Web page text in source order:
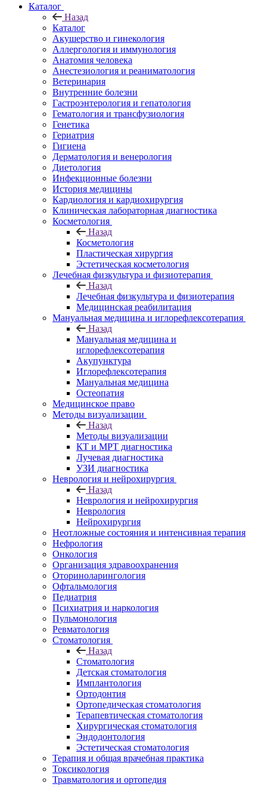
Каталог
Назад
Каталог
Акушерство и гинекология
Аллергология и иммунология
Анатомия человека
Анестезиология и реаниматология
Ветеринария
Внутренние болезни
Гастроэнтерология и гепатология
Гематология и трансфузиология
Генетика
Гериатрия
Гигиена
Дерматология и венерология
Диетология
Инфекционные болезни
История медицины
Кардиология и кардиохирургия
Клиническая лабораторная диагностика
Косметология
Назад
Косметология
Пластическая хирургия
Эстетическая косметология
Лечебная физкультура и физиотерапия
Назад
Лечебная физкультура и физиотерапия
Медицинская реабилитация
Мануальная медицина и иглорефлексотерапия
Назад
Мануальная медицина и
иглорефлексотерапия
Акупунктура
Иглорефлексотерапия
Мануальная медицина
Остеопатия
Медицинское право
Методы визуализации
Назад
Методы визуализации
КТ и МРТ диагностика
Лучевая диагностика
УЗИ диагностика
Неврология и нейрохирургия
Назад
Неврология и нейрохирургия
Неврология
Нейрохирургия
Неотложные состояния и интенсивная терапия
Нефрология
Онкология
Организация здравоохранения
Оториноларингология
Офтальмология
Педиатрия
Психиатрия и наркология
Пульмонология
Ревматология
Стоматология
Назад
Стоматология
Детская стоматология
Имплантология
Ортодонтия
Ортопедическая стоматология
Терапевтическая стоматология
Хирургическая стоматология
Эндодонтология
Эстетическая стоматология
Терапия и общая врачебная практика
Токсикология
Травматология и ортопедия